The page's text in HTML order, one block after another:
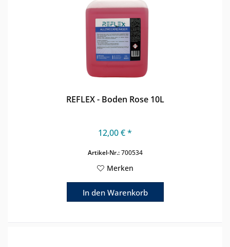
REFLEX - Boden Rose 10L
12,00 € *
Artikel-Nr.:700534
Merken
In den Warenkorb